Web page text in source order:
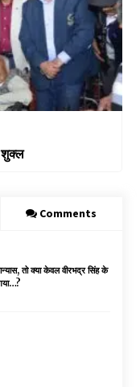
शुक्ल
Comments
तो क्या केवल वीरभद्र सिंह के